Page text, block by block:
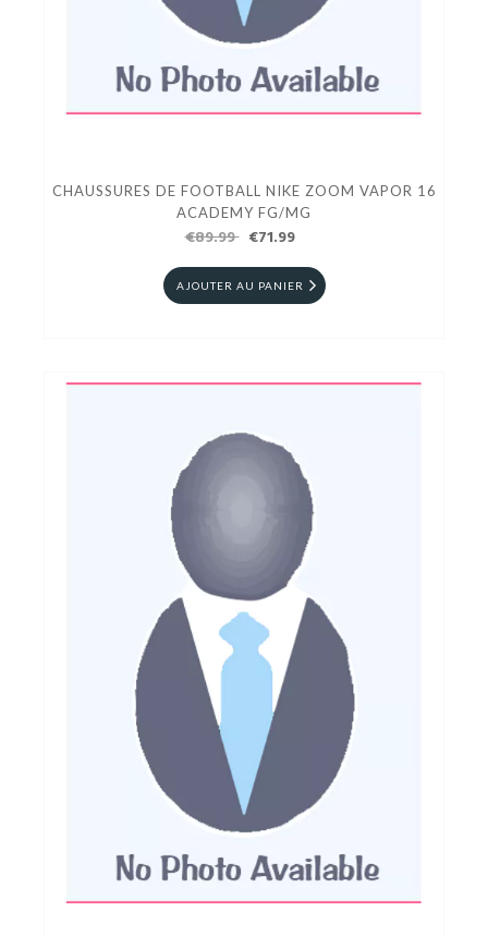
CHAUSSURES DE FOOTBALL NIKE ZOOM VAPOR 16
ACADEMY FG/MG
€89.99 €71.99
AJOUTER AU PANIER